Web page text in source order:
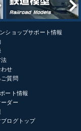
ショップサポート情報
せ
ご質問
ート情報
ーダー
ログトップ